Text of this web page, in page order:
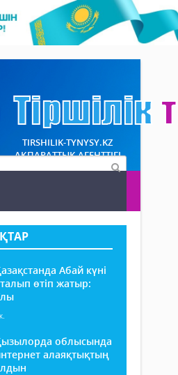
TIRSHILIK-TYNYSY.KZ
АҚПАРАТТЫҚ АГЕНТТІГІ
Абай күні
өтіп жатыр:
облысында
алаяқтықтың